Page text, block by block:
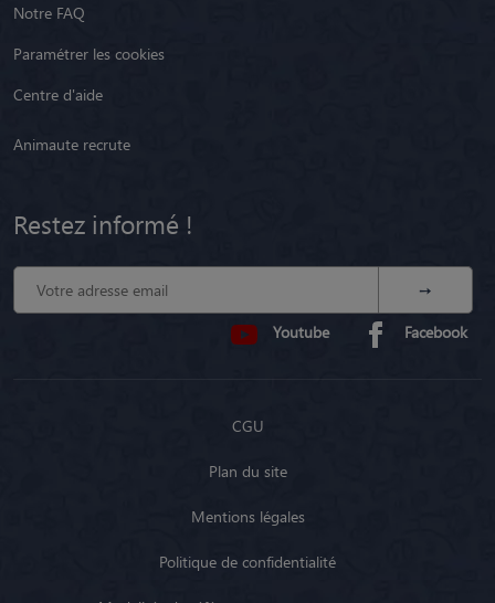
Notre FAQ
Paramétrer les cookies
Centre d'aide
Animaute recrute
Restez informé !
Youtube Facebook
CGU
Plan du site
Mentions légales
Politique de confidentialité